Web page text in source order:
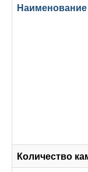
Наименование
Количество